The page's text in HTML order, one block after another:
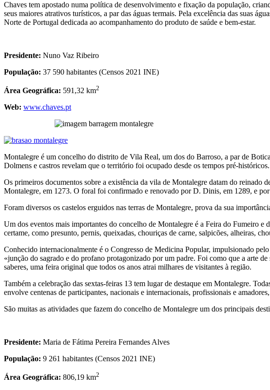
Chaves tem apostado numa política de desenvolvimento e fixação da população,
seus maiores atrativos turísticos, a par das águas termais. Pela excelência das suas
Norte de Portugal dedicada ao acompanhamento do produto de saúde e bem-estar.
Presidente: Nuno Vaz Ribeiro
População: 37 590 habitantes (Censos 2021 INE)
Área Geográfica: 591,32 km2
Web: www.chaves.pt
Montalegre é um concelho do distrito de Vila Real, um dos do Barroso, a par de
Dolmens e castros revelam que o território foi ocupado desde os tempos pré-históricos.
Os primeiros documentos sobre a existência da vila de Montalegre datam do
Montalegre, em 1273. O foral foi confirmado e renovado por D. Dinis, em 1289, e
Foram diversos os castelos erguidos nas terras de Montalegre, prova da sua
Um dos eventos mais importantes do concelho de Montalegre é a Feira do Fumeiro e
certame, como presunto, pernis, queixadas, chouriças de carne, salpicões, alheiras,
Conhecido internacionalmente é o Congresso de Medicina Popular, impulsionado
«junção do sagrado e do profano protagonizado por um padre. Foi como que a arte
saberes, uma feira original que todos os anos atrai milhares de visitantes à região.
Também a celebração das sextas-feiras 13 tem lugar de destaque em Montalegre.
envolve centenas de participantes, nacionais e internacionais, profissionais e
São muitas as atividades que fazem do concelho de Montalegre um dos principais
Presidente: Maria de Fátima Pereira Fernandes Alves
População: 9 261 habitantes (Censos 2021 INE)
Área Geográfica: 806,19 km2